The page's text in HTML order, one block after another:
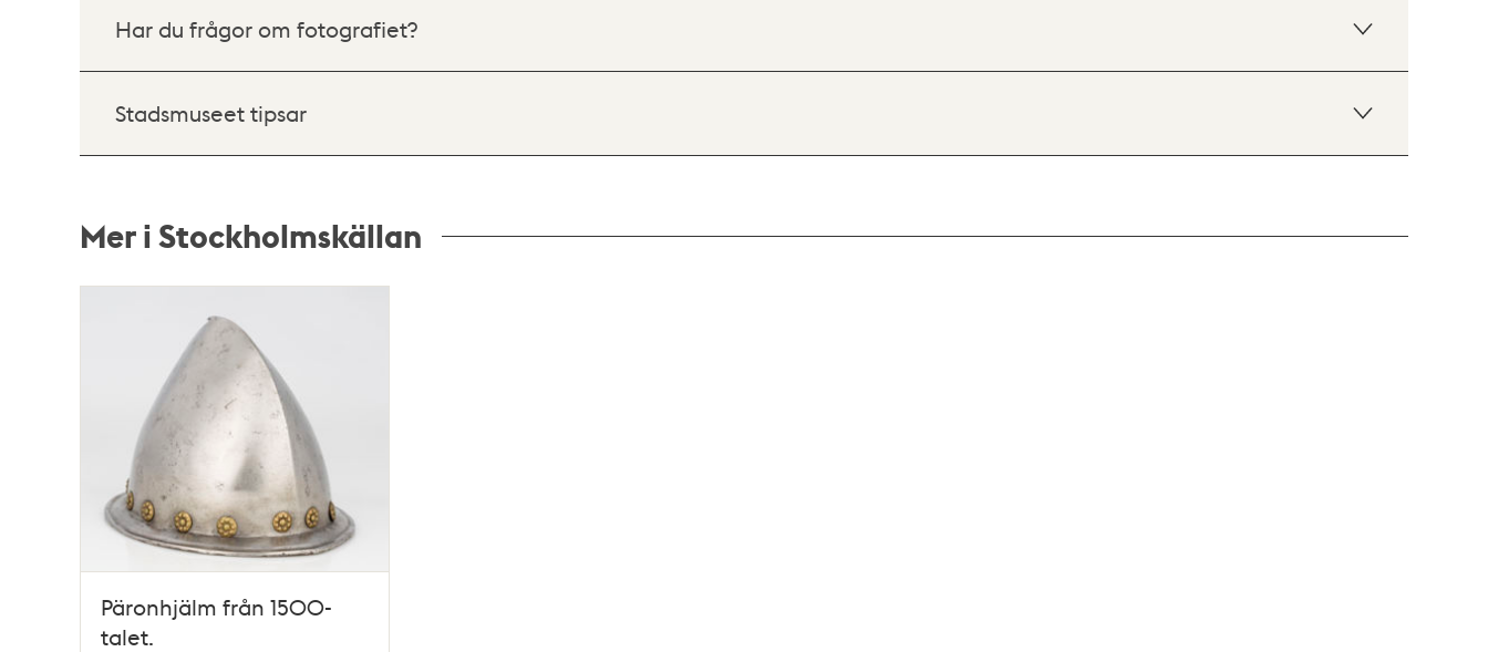
Har du frågor om fotografiet?
Stadsmuseet tipsar
Mer i Stockholmskällan
Päronhjälm från 1500-
talet.